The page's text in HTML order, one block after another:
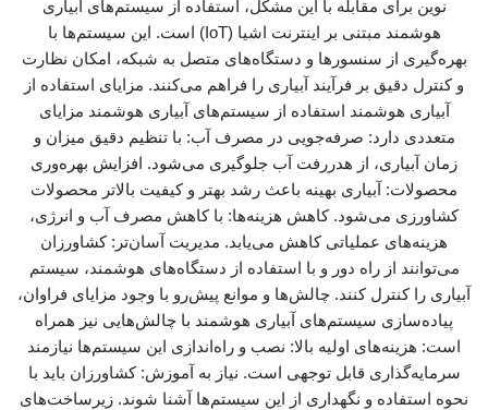
نوین برای مقابله با این مشکل، استفاده از سیستم‌های آبیاری
هوشمند مبتنی بر اینترنت اشیا (IoT) است. این سیستم‌ها با
بهره‌گیری از سنسورها و دستگاه‌های متصل به شبکه، امکان نظارت
و کنترل دقیق بر فرآیند آبیاری را فراهم می‌کنند. مزایای استفاده از
آبیاری هوشمند استفاده از سیستم‌های آبیاری هوشمند مزایای
متعددی دارد: صرفه‌جویی در مصرف آب: با تنظیم دقیق میزان و
زمان آبیاری، از هدررفت آب جلوگیری می‌شود. افزایش بهره‌وری
محصولات: آبیاری بهینه باعث رشد بهتر و کیفیت بالاتر محصولات
کشاورزی می‌شود. کاهش هزینه‌ها: با کاهش مصرف آب و انرژی،
هزینه‌های عملیاتی کاهش می‌یابد. مدیریت آسان‌تر: کشاورزان
می‌توانند از راه دور و با استفاده از دستگاه‌های هوشمند، سیستم
آبیاری را کنترل کنند. چالش‌ها و موانع پیش‌رو با وجود مزایای فراوان،
پیاده‌سازی سیستم‌های آبیاری هوشمند با چالش‌هایی نیز همراه
است: هزینه‌های اولیه بالا: نصب و راه‌اندازی این سیستم‌ها نیازمند
سرمایه‌گذاری قابل توجهی است. نیاز به آموزش: کشاورزان باید با
نحوه استفاده و نگهداری از این سیستم‌ها آشنا شوند. زیرساخت‌های